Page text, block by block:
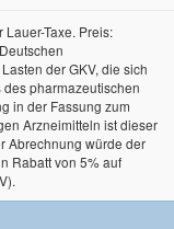
Taxe. Preis:
der GKV, die sich
pharmazeutischen
in der Fassung zum
Arzneimitteln ist dieser
Abrechnung würde der
Rabatt von 5% auf